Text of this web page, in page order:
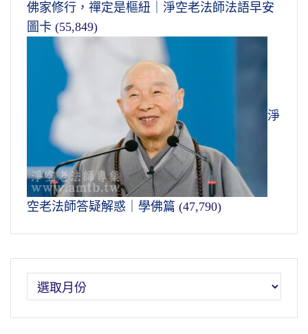
佛家修行，禪定是樞紐｜淨空老法師法語早安
圖卡 (55,849)
淨
空老法師答疑解惑｜學佛篇 (47,790)